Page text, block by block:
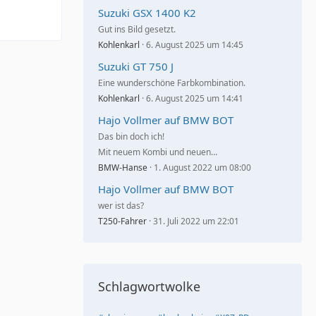
Suzuki GSX 1400 K2
Gut ins Bild gesetzt.
Kohlenkarl 6. August 2025 um 14:45
Suzuki GT 750 J
Eine wunderschöne Farbkombination.
Kohlenkarl 6. August 2025 um 14:41
Hajo Vollmer auf BMW BOT
Das bin doch ich!
Mit neuem Kombi und neuen…
BMW-Hanse 1. August 2022 um 08:00
Hajo Vollmer auf BMW BOT
wer ist das?
T250-Fahrer 31. Juli 2022 um 22:01
Schlagwortwolke